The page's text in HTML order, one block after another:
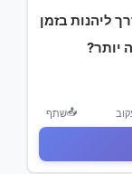
ליהנות בזמן
יותר?
📤שתף